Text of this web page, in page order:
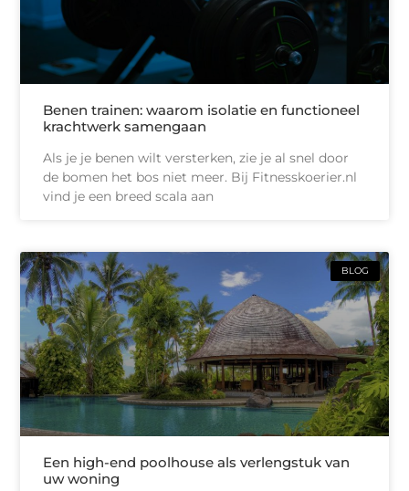
Benen trainen: waarom isolatie en functioneel
krachtwerk samengaan
Als je je benen wilt versterken, zie je al snel door
de bomen het bos niet meer. Bij Fitnesskoerier.nl
vind je een breed scala aan
BLOG
Een high-end poolhouse als verlengstuk van
uw woning